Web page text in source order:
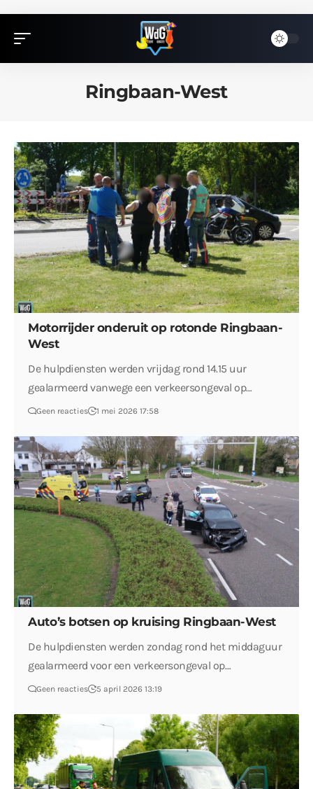
Ringbaan-West
Motorrijder onderuit op rotonde Ringbaan-
West
De hulpdiensten werden vrijdag rond 14.15 uur
gealarmeerd vanwege een verkeersongeval op…
Geen reacties 1 mei 2026 17:58
Auto’s botsen op kruising Ringbaan-West
De hulpdiensten werden zondag rond het middaguur
gealarmeerd voor een verkeersongeval op…
Geen reacties 5 april 2026 13:19